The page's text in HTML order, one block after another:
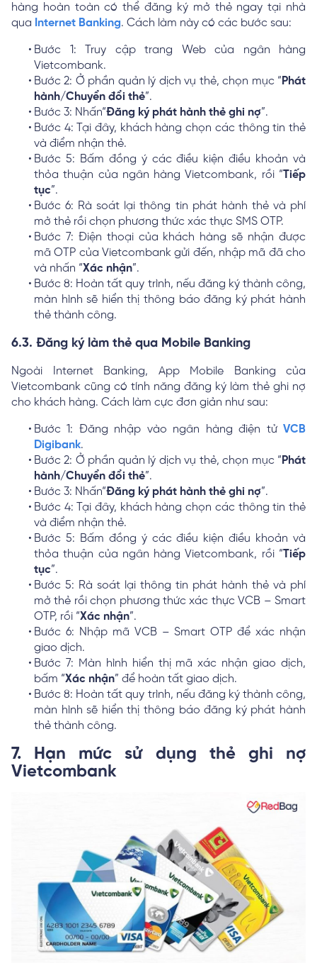
hàng hoàn toàn có thể đăng ký mở thẻ ngay tại nhà
qua Internet Banking. Cách làm này có các bước sau:
Bước 1: Truy cập trang Web của ngân hàng
Vietcombank.
Bước 2: Ở phần quản lý dịch vụ thẻ, chọn mục “ Phát
hành/Chuyển đổi thẻ”.
Bước 3: Nhấn“Đăng ký phát hành thẻ ghi nợ”.
Bước 4: Tại đây, khách hàng chọn các thông tin thẻ
và điểm nhận thẻ.
Bước 5: Bấm đồng ý các điều kiện điều khoản và
thỏa thuận của ngân hàng Vietcombank, rồi “Tiếp
tục”.
Bước 6: Rà soát lại thông tin phát hành thẻ và phí
mở thẻ rồi chọn phương thức xác thực SMS OTP.
Bước 7: Điện thoại của khách hàng sẽ nhận được
mã OTP của Vietcombank gửi đến, nhập mã đã cho
và nhấn “Xác nhận”.
Bước 8: Hoàn tất quy trình, nếu đăng ký thành công,
màn hình sẽ hiển thị thông báo đăng ký phát hành
thẻ thành công.
6.3. Đăng ký làm thẻ qua Mobile Banking
Ngoài Internet Banking, App Mobile Banking của
Vietcombank cũng có tính năng đăng ký làm thẻ ghi nợ
cho khách hàng. Cách làm cực đơn giản như sau:
Bước 1: Đăng nhập vào ngân hàng điện tử VCB
Digibank.
Bước 2: Ở phần quản lý dịch vụ thẻ, chọn mục “ Phát
hành/Chuyển đổi thẻ”.
Bước 3: Nhấn“Đăng ký phát hành thẻ ghi nợ”.
Bước 4: Tại đây, khách hàng chọn các thông tin thẻ
và điểm nhận thẻ.
Bước 5: Bấm đồng ý các điều kiện điều khoản và
thỏa thuận của ngân hàng Vietcombank, rồi “Tiếp
tục”.
Bước 5: Rà soát lại thông tin phát hành thẻ và phí
mở thẻ rồi chọn phương thức xác thực VCB – Smart
OTP, rồi “Xác nhận”.
Bước 6: Nhập mã VCB – Smart OTP để xác nhận
giao dịch.
Bước 7: Màn hình hiển thị mã xác nhận giao dịch,
bấm “Xác nhận” để hoàn tất giao dịch.
Bước 8: Hoàn tất quy trình, nếu đăng ký thành công,
màn hình sẽ hiển thị thông báo đăng ký phát hành
thẻ thành công.
7. Hạn mức sử dụng thẻ ghi nợ
Vietcombank